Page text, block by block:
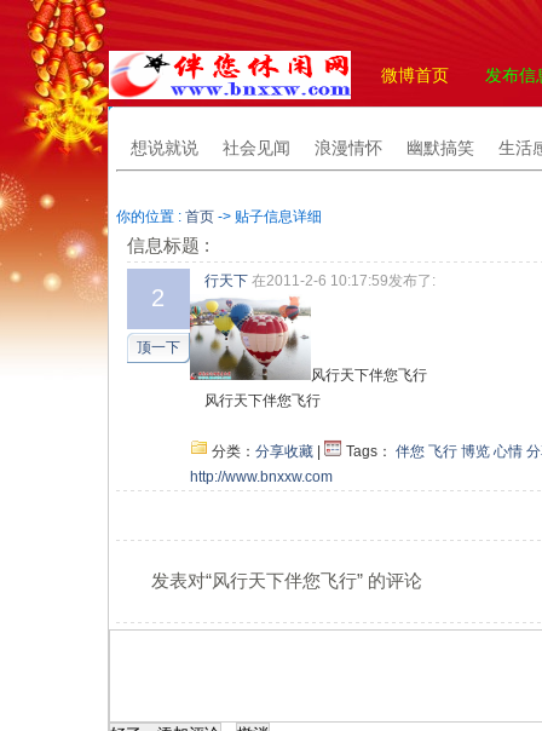
微博首页 发布信
想说就说 社会见闻 浪漫情怀 幽默搞笑 生活
你的位置 : 首页 -> 贴子信息详细
信息标题 :
2
顶一下
行天下 在2011-2-6 10:17:59发布了:
风行天下伴您飞行
风行天下伴您飞行
分类： 分享收藏| Tags： 伴您 飞行 博览 心情
http://www.bnxxw.com
发表对“风行天下伴您飞行” 的评论